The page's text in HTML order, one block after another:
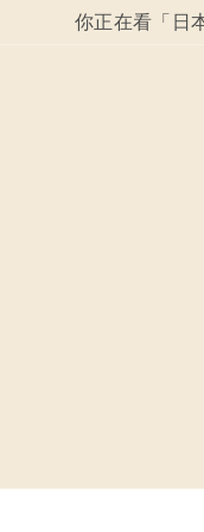
你正在看「